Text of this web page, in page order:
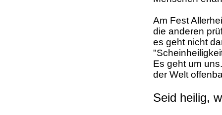
Am Fest
die anderen
es geht nicht
Es geht um
der Welt
Seid heilig,